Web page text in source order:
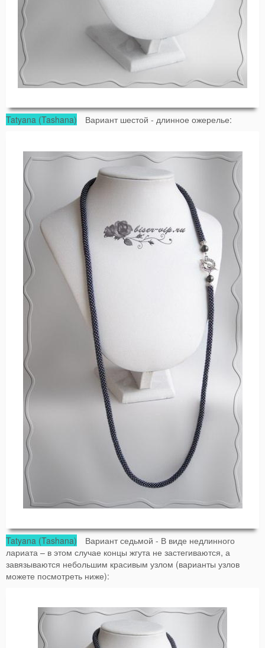
Tatyana (Tashana) Вариант шестой - длинное ожерелье:
Tatyana (Tashana) Вариант седьмой - В виде недлинного
лариата – в этом случае концы жгута не застегиваются, а
завязываются небольшим красивым узлом (варианты узлов
можете посмотреть ниже):